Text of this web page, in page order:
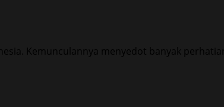
Kemunculannya menyedot banyak